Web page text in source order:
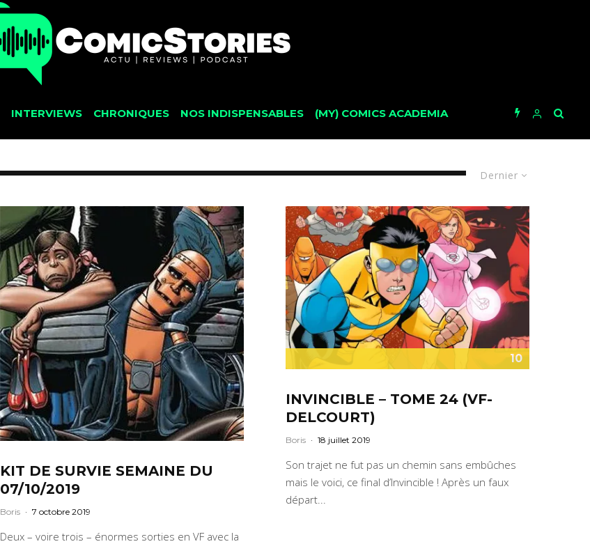
INTERVIEWS CHRONIQUES NOS INDISPENSABLES (MY) COMICS ACADEMIA
Dernier
KIT DE SURVIE SEMAINE DU
07/10/2019
Boris · 7 octobre 2019
Deux – voire trois – énormes sorties en VF avec la
10
INVINCIBLE – TOME 24 (VF-
DELCOURT)
Boris · 18 juillet 2019
Son trajet ne fut pas un chemin sans embûches
mais le voici, ce final d’Invincible ! Après un faux
départ...